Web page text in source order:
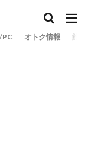
PC オトク情報 旅